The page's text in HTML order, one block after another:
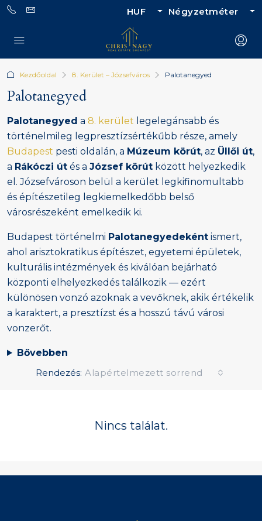
HUF Négyzetméter
Kezdőoldal 8. Kerület – Józsefváros Palotanegyed
Palotanegyed
Palotanegyed a 8. kerület legelegánsabb és
történelmileg legpresztízsértékűbb része, amely
Budapest pesti oldalán, a Múzeum körút, az Üllői út,
a Rákóczi út és a József körút között helyezkedik
el. Józsefvároson belül a kerület legkifinomultabb
és építészetileg legkiemelkedőbb belső
városrészeként emelkedik ki.
Budapest történelmi Palotanegyedeként ismert,
ahol arisztokratikus építészet, egyetemi épületek,
kulturális intézmények és kiválóan bejárható
központi elhelyezkedés találkozik — ezért
különösen vonzó azoknak a vevőknek, akik értékelik
a karaktert, a presztízst és a hosszú távú városi
vonzerőt.
Bővebben
Rendezés: Alapértelmezett sorrend
Nincs találat.